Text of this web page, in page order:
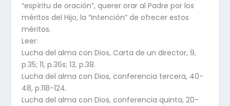
“espíritu de oración”, querer orar al Padre por los
méritos del Hijo, la “intención” de ofrecer estos
méritos.
Leer:
Lucha del alma con Dios, Carta de un director, 9,
p.35; 11, p.36s; 13, p.38.
Lucha del alma con Dios, conferencia tercera, 40-
48, p.118-124.
Lucha del alma con Dios, conferencia quinta, 20-